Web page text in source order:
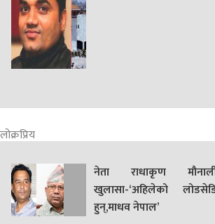
लोक्रप्रिय
नेता राधाकृण
खुलासा-‘अहिलेको
हुन्,माधव नेपाल’